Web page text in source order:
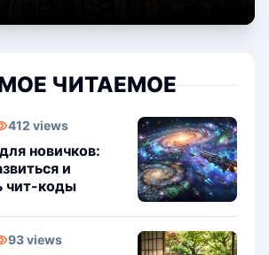
ЧИТАЕМОЕ
412 views
новичков:
и
чит-коды
93 views